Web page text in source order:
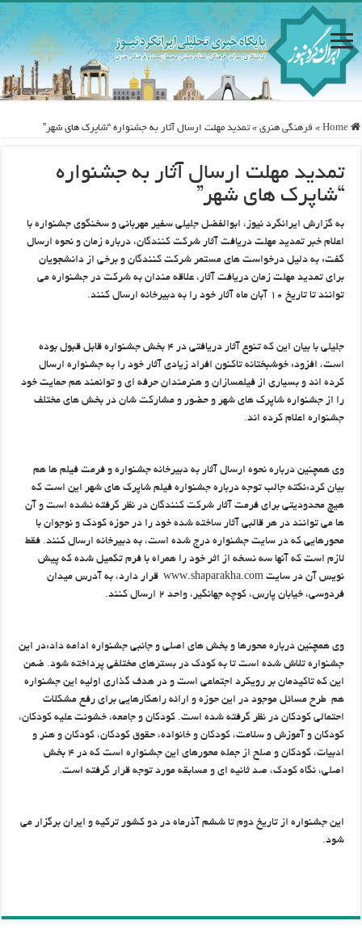
Home
» فرهنگی هنری » تمدید مهلت ارسال آثار به جشنواره “شاپرک های شهر”
تمدید مهلت ارسال آثار به جشنواره
“شاپرک های شهر”
به گزارش ایرانگرد نیوز، ابوالفضل جلیلی سفیر مهربانی و سخنگوی جشنواره با
اعلام خبر تمدید مهلت دریافت آثار شرکت کنندگان، درباره زمان و نحوه ارسال
گفت: به دلیل درخواست های مستمر شرکت کنندگان و برخی از دانشجویان
برای تمدید مهلت زمان دریافت آثار، علاقه مندان به شرکت در جشنواره می
توانند تا تاریخ ۱۰ آبان ماه آثار خود را به دبیرخانه ارسال کنند.
جلیلی با بیان این که تنوع آثار دریافتی در ۴ بخش جشنواره قابل قبول بوده
است، افزود: خوشبختانه تاکنون افراد زیادی آثار خود را به جشنواره ارسال
کرده اند و بسیاری از فیلمسازان و هنرمندان حرفه ای و توانمند هم حمایت خود
را از جشنواره شاپرک های شهر و حضور و مشارکت شان در بخش های مختلف
جشنواره اعلام کرده اند.
وی همچنین درباره نحوه ارسال آثار به دبیرخانه جشنواره و فرمت فیلم ها هم
بیان کرد:نکته جالب توجه درباره جشنواره فیلم شاپرک های شهر این است که
هیچ محدودیتی برای فرمت آثار شرکت کنندگان در نظر گرفته نشده است و آن
ها می توانند در هر قالبی آثار ساخته شده خود را در حوزه کودک و نوجوان با
محورهایی که در سایت جشنواره درج شده است، به دبیرخانه ارسال کنند. فقط
لازم است که آنها سه نسخه از اثر خود را همراه با فرم تکمیل شده که پیش
نویس آن در سایت www.shaparakha.com قرار دارد، به آدرس میدان
فردوسی، خیابان پارس، کوچه جهانگیر، واحد 2 ارسال کنند.
وی همچنین درباره محورها و بخش های اصلی و جانبی جشنواره ادامه داد:در این
جشنواره تلاش شده است تا به کودک در بسترهای مختلفی پرداخته شود. ضمن
این که تاکیدمان بر رویکرد اجتماعی است و در هدف گذاری اولیه این جشنواره
هم طرح مسائل موجود در این حوزه و ارائه راهکارهایی برای رفع مشکلات
احتمالی کودکان در نظر گرفته شده است. کودکان و جامعه، خشونت علیه کودکان،
کودکان و آموزش و سلامت، کودکان و خانواده، حقوق کودکان، کودکان و هنر و
ادبیات، کودکان و صلح از جمله محورهای این جشنواره است که در ۴ بخش
اصلی، نگاه کودک، صد ثانیه ای و مسابقه مورد توجه قرار گرفته است.
این جشنواره از تاریخ دوم تا ششم آذرماه در دو کشور ترکیه و ایران برگزار می
شود.